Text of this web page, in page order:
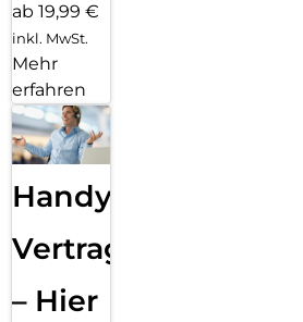
ab 19,99 €
inkl. MwSt.
Mehr
erfahren
Handy
Vertragsabwicklung
– Hier